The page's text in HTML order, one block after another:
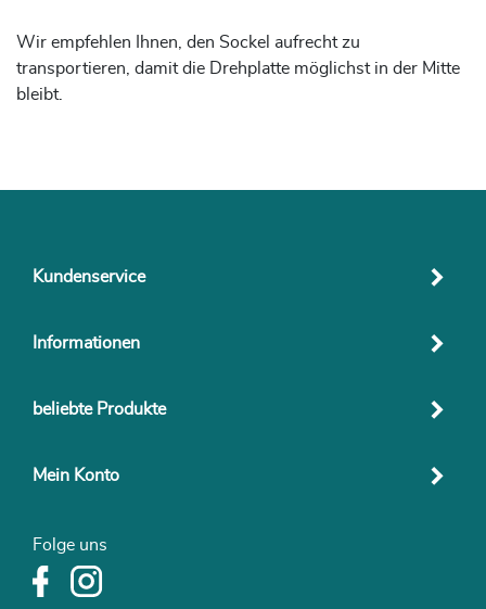
Wir empfehlen Ihnen, den Sockel aufrecht zu
transportieren, damit die Drehplatte möglichst in der Mitte
bleibt.
Kundenservice
Informationen
beliebte Produkte
Mein Konto
Folge uns